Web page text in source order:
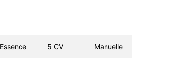
Essence 5 CV Manuelle